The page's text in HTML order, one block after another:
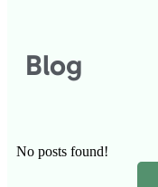
Blog
No posts found!